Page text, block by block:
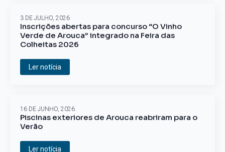
Inscrições abertas para concurso “O Vinho
Verde de Arouca” integrado na Feira das
Colheitas 2026
3 DE JULHO, 2026
Ler notícia
Piscinas exteriores de Arouca reabriram para o
Verão
16 DE JUNHO, 2026
Ler notícia